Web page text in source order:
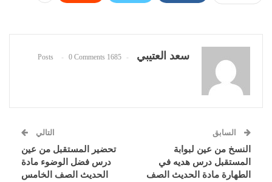
سعد العتيبي 1685 Posts
0 Comments
السابق
النسخ من عين لبوابة
المستقبل درس هديه في
الطهارة مادة الحديث الصف
التالي
تحضير المستقبل من عين
درس فضل الوضوء مادة
الحديث الصف الخامس